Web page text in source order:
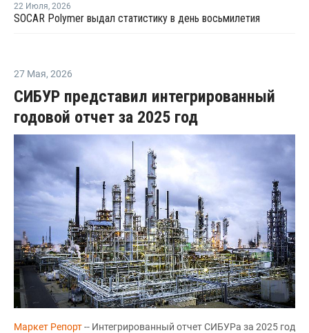
22 Июля, 2026
SOCAR Polymer выдал статистику в день восьмилетия
27 Мая, 2026
СИБУР представил интегрированный
годовой отчет за 2025 год
Маркет Репорт-- Интегрированный отчет СИБУРа за 2025 год